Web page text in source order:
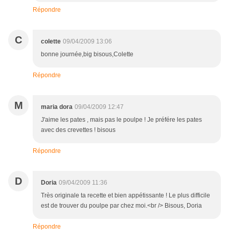
Répondre
C colette 09/04/2009 13:06
bonne journée,big bisous,Colette
Répondre
M maria dora 09/04/2009 12:47
J'aime les pates , mais pas le poulpe ! Je préfére les pates
avec des crevettes ! bisous
Répondre
D Doria 09/04/2009 11:36
Très originale ta recette et bien appétissante ! Le plus difficile
est de trouver du poulpe par chez moi.<br /> Bisous, Doria
Répondre